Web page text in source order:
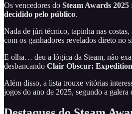
Os vencedores do Steam Awards 2025
decidido pelo público.
Nada de júri técnico, tapinha nas
com os ganhadores revelados direto no
E olha… deu a lógica da Steam, não
desbancando Clair Obscur:
Além disso, a lista trouxe vitórias
jogos do ano de 2025, segundo a galera